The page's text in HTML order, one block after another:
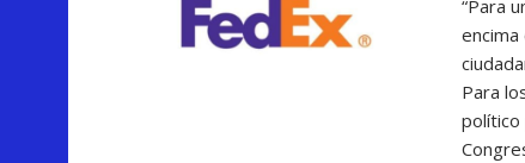
Para
Para
político